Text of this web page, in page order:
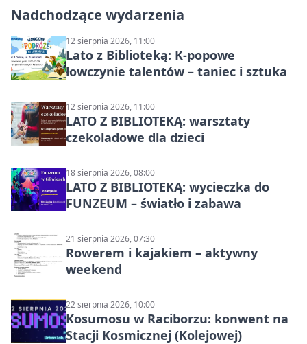
Nadchodzące wydarzenia
12 sierpnia 2026, 11:00
Lato z Biblioteką: K-popowe
łowczynie talentów – taniec i sztuka
12 sierpnia 2026, 11:00
LATO Z BIBLIOTEKĄ: warsztaty
czekoladowe dla dzieci
18 sierpnia 2026, 08:00
LATO Z BIBLIOTEKĄ: wycieczka do
FUNZEUM – światło i zabawa
21 sierpnia 2026, 07:30
Rowerem i kajakiem – aktywny
weekend
22 sierpnia 2026, 10:00
Kosumosu w Raciborzu: konwent na
Stacji Kosmicznej (Kolejowej)